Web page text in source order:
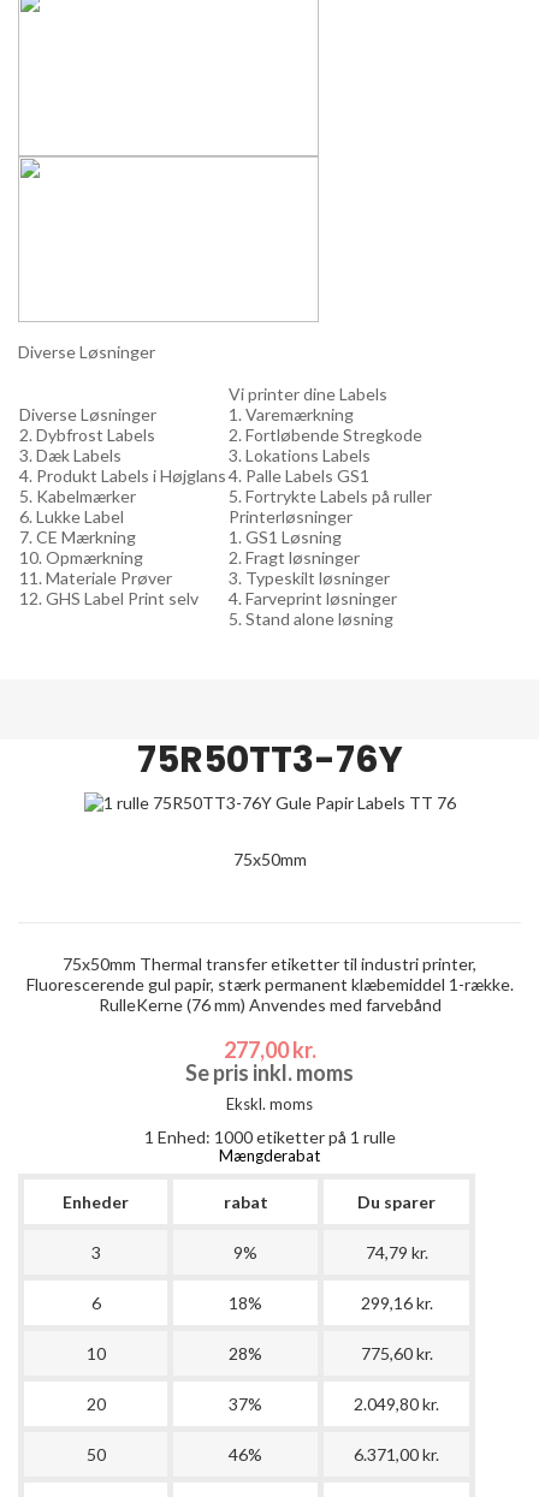
Diverse Løsninger
Diverse Løsninger
2. Dybfrost Labels
3. Dæk Labels
4. Produkt Labels i Højglans
5. Kabelmærker
6. Lukke Label
7. CE Mærkning
10. Opmærkning
11. Materiale Prøver
12. GHS Label Print selv
Vi printer dine Labels
1. Varemærkning
2. Fortløbende Stregkode
3. Lokations Labels
4. Palle Labels GS1
5. Fortrykte Labels på ruller
Printerløsninger
1. GS1 Løsning
2. Fragt løsninger
3. Typeskilt løsninger
4. Farveprint løsninger
5. Stand alone løsning
75R50TT3-76Y
75x50mm
75x50mm Thermal transfer etiketter til industri printer,
Fluorescerende gul papir, stærk permanent klæbemiddel 1-række.
RulleKerne (76 mm) Anvendes med farvebånd
277,00 kr.
Se pris inkl. moms
Ekskl. moms
1 Enhed: 1000etiketter på 1 rulle
Mængderabat
Enheder rabat Du sparer
3 9% 74,79 kr.
6 18% 299,16 kr.
10 28% 775,60 kr.
20 37% 2.049,80 kr.
50 46% 6.371,00 kr.